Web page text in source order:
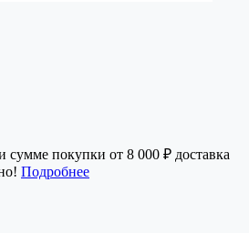
сумме покупки от 8 000 ₽ доставка
Подробнее